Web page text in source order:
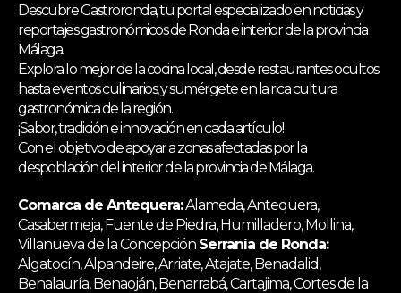
Descubre Gastroronda, tu portal especializado en noticias y
reportajes gastronómicos de Ronda e interior de la provincia
Málaga.
Explora lo mejor de la cocina local, desde restaurantes ocultos
hasta eventos culinarios, y sumérgete en la rica cultura
gastronómica de la región.
¡Sabor, tradición e innovación en cada artículo!
Con el objetivo de apoyar a zonas afectadas por la
despoblación del interior de la provincia de Málaga.
Comarca de Antequera:Alameda, Antequera,
Casabermeja, Fuente de Piedra, Humilladero, Mollina,
Villanueva de la Concepción Serranía de Ronda:
Algatocín, Alpandeire, Arriate, Atajate, Benadalid,
Benalauría, Benaoján, Benarrabá, Cartajima, Cortes de la